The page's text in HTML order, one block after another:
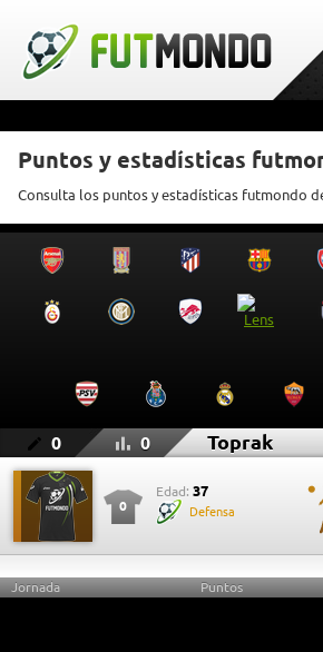
Puntos y estadísticas
Consulta los puntos y estadísticas futmondo
0 0 Toprak
0
Edad: 37
Defensa
Jornada Puntos